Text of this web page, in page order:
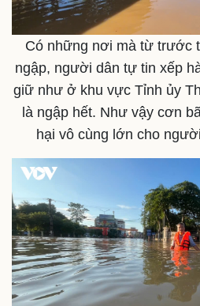
Pháp luật
Vụ án
Tin nóng
Tư vấn luật
Có những nơi mà từ trước
ngập, người dân tự tin xếp
giữ như ở khu vực Tỉnh ủy
là ngập hết. Như vậy cơn
hại vô cùng lớn cho